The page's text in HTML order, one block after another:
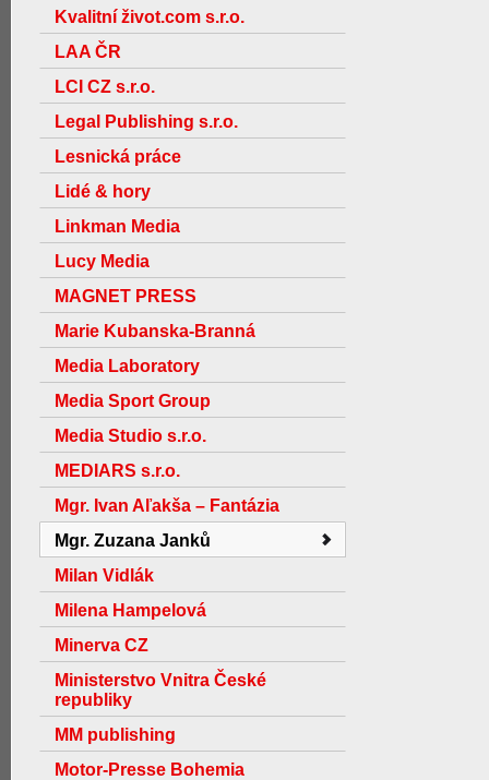
Kvalitní život.com s.r.o.
LAA ČR
LCI CZ s.r.o.
Legal Publishing s.r.o.
Lesnická práce
Lidé & hory
Linkman Media
Lucy Media
MAGNET PRESS
Marie Kubanska-Branná
Media Laboratory
Media Sport Group
Media Studio s.r.o.
MEDIARS s.r.o.
Mgr. Ivan Aľakša – Fantázia
Mgr. Zuzana Janků
Milan Vidlák
Milena Hampelová
Minerva CZ
Ministerstvo Vnitra České
republiky
MM publishing
Motor-Presse Bohemia